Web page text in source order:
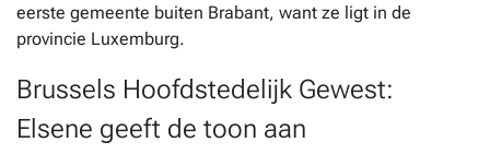
eerste gemeente buiten Brabant, want ze ligt in de
provincie Luxemburg.
Brussels Hoofdstedelijk Gewest:
Elsene geeft de toon aan